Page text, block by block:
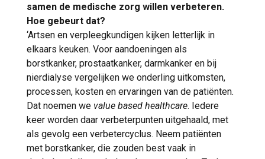
samen de medische zorg willen verbeteren.
Hoe gebeurt dat?
‘Artsen en verpleegkundigen kijken letterlijk in
elkaars keuken. Voor aandoeningen als
borstkanker, prostaatkanker, darmkanker en bij
nierdialyse vergelijken we onderling uitkomsten,
processen, kosten en ervaringen van de patiënten.
Dat noemen we value based healthcare. Iedere
keer worden daar verbeterpunten uitgehaald, met
als gevolg een verbetercyclus. Neem patiënten
met borstkanker, die zouden best vaak in